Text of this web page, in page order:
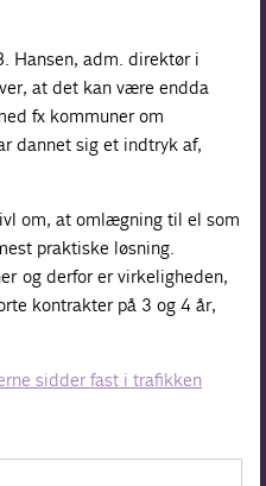
Hansen, adm. direktør i
at det kan være endda
fx kommuner om
dannet sig et indtryk af,
om, at omlægning til el som
praktiske løsning.
og derfor er virkeligheden,
kontrakter på 3 og 4 år,
sidder fast i trafikken